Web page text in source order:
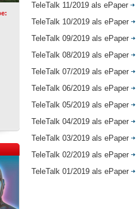
TeleTalk 11/2019 als ePaper
TeleTalk 10/2019 als ePaper
TeleTalk 09/2019 als ePaper
TeleTalk 08/2019 als ePaper
TeleTalk 07/2019 als ePaper
TeleTalk 06/2019 als ePaper
TeleTalk 05/2019 als ePaper
TeleTalk 04/2019 als ePaper
TeleTalk 03/2019 als ePaper
TeleTalk 02/2019 als ePaper
TeleTalk 01/2019 als ePaper